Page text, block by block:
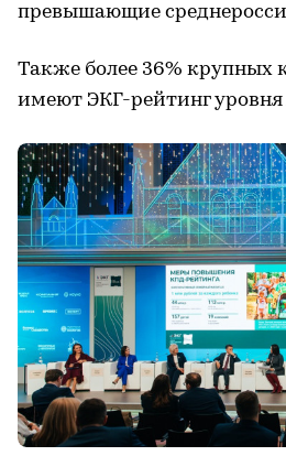
превышающие
Также более 36% крупных
имеют ЭКГ-рейтинг уровня